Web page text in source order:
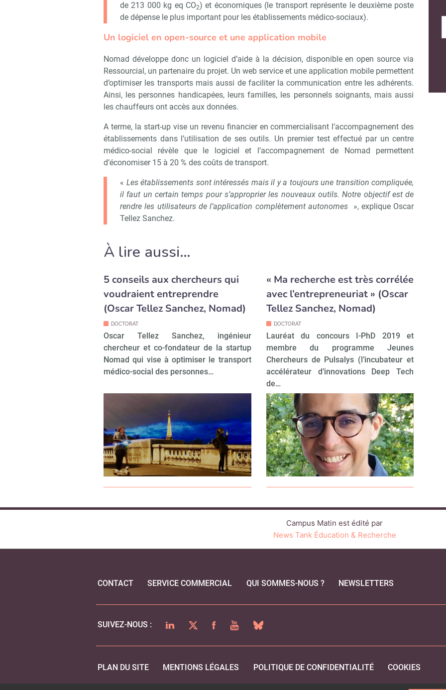
de 213 000 kg eq CO2) et économiques (le transport représente le deuxième poste
de dépense le plus important pour les établissements médico-sociaux).
Un logiciel en open-source et une application mobile
Nomad développe donc un logiciel d’aide à la décision, disponible en open source via
Ressourcial, un partenaire du projet. Un web service et une application mobile permettent
d’optimiser les transports mais aussi de faciliter la communication entre les adhérents.
Ainsi, les personnes handicapées, leurs familles, les personnels soignants, mais aussi
les chauffeurs ont accès aux données.
A terme, la start-up vise un revenu financier en commercialisant l’accompagnement des
établissements dans l’utilisation de ses outils. Un premier test effectué par un centre
médico-social révèle que le logiciel et l’accompagnement de Nomad permettent
d’économiser 15 à 20 % des coûts de transport.
« Les établissements sont intéressés mais il y a toujours une transition compliquée,
il faut un certain temps pour s’approprier les nouveaux outils. Notre objectif est de
rendre les utilisateurs de l’application complètement autonomes
», explique Oscar
Tellez Sanchez.
À lire aussi…
5 conseils aux chercheurs qui
voudraient entreprendre
(Oscar Tellez Sanchez, Nomad)
DOCTORAT
Oscar Tellez Sanchez, ingénieur
chercheur et co-fondateur de la startup
Nomad qui vise à optimiser le transport
médico-social des personnes…
« Ma recherche est très corrélée
avec l’entrepreneuriat » (Oscar
Tellez Sanchez, Nomad)
DOCTORAT
Lauréat du concours I-PhD 2019 et
membre du programme Jeunes
Chercheurs de Pulsalys (l’incubateur et
accélérateur d’innovations Deep Tech
de…
Recevoir Campus Matin Abonnez-vous à notre
Non merci, je reçois déjà ! Je déciderai plus tard
Campus Matin est édité par
News Tank Éducation & Recherche
CONTACT SERVICE COMMERCIAL QUI SOMMES-NOUS ? NEWSLETTERS
SUIVEZ-NOUS : LINKEDINTWITTERFACEBOOKYOUTUBEBLUESKY
PLAN DU SITE MENTIONS LÉGALES POLITIQUE DE CONFIDENTIALITÉ COOKIES